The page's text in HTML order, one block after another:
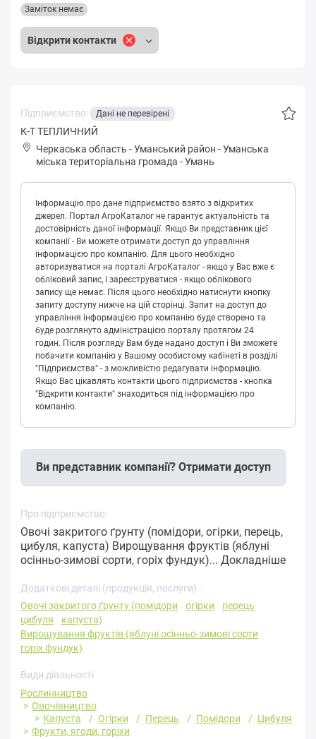
Відкрити контакти
Заміток немає
Підприємство: Дані не перевірені
К-Т ТЕПЛИЧНИЙ
Черкаська область -Уманський район -Умaнськa
міська територіальна громада -Умань
Інформацію про дане підприємство взято з відкритих
джерел. Портал АгроКаталог не гарантує актуальність та
достовірність даної інформації. Якщо Ви представник цієї
компанії - Ви можете отримати доступ до управління
інформацією про компанію. Для цього необхідно
авторизуватися на порталі АгроКаталог - якщо у Вас вже є
обліковий запис, і зареєструватися - якщо облікового
запису ще немає. Після цього необхідно натиснути кнопку
запиту доступу нижче на цій сторінці. Запит на доступ до
управління інформацією про компанію буде створено та
буде розглянуто адміністрацією порталу протягом 24
годин. Після розгляду Вам буде надано доступ і Ви зможете
побачити компанію у Вашому особистому кабінеті в розділі
"Підприємства" - з можливістю редагувати інформацію.
Якщо Вас цікавлять контакти цього підприємства - кнопка
"Відкрити контакти" знаходиться під інформацією про
компанію.
Ви представник компанії? Отримати доступ
Про підприємство:
Овочі закритого ґрунту (помідори, огірки, перець,
цибуля, капуста) Вирощування фруктів (яблуні
осінньо-зимові сорти, горіх фундук)... Докладніше
Додаткові деталі (продукція, послуги) :
Овочі закритого ґрунту (помідори
огірки
перець
цибуля
капуста)
Вирощування фруктів (яблуні осінньо-зимові сорти
горіх фундук)
Види діяльності
Рослинництво
Овочівництво
Капуста
Огірки Перець Помідори
Цибуля
Фрукти, ягоди, горіхи